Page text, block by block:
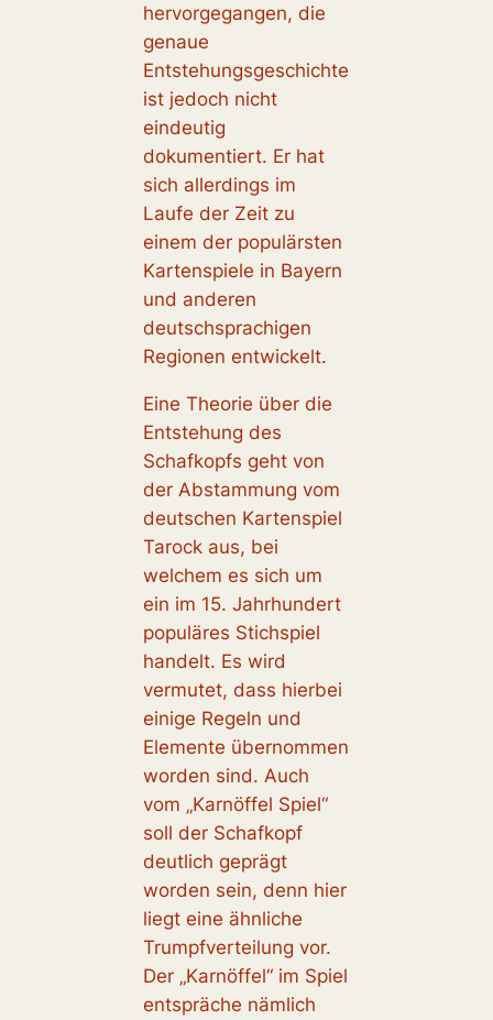
hervorgegangen, die
genaue
Entstehungsgeschichte
ist jedoch nicht
eindeutig
dokumentiert. Er hat
sich allerdings im
Laufe der Zeit zu
einem der populärsten
Kartenspiele in Bayern
und anderen
deutschsprachigen
Regionen entwickelt.
Eine Theorie über die
Entstehung des
Schafkopfs geht von
der Abstammung vom
deutschen Kartenspiel
Tarock aus, bei
welchem es sich um
ein im 15. Jahrhundert
populäres Stichspiel
handelt. Es wird
vermutet, dass hierbei
einige Regeln und
Elemente übernommen
worden sind. Auch
vom „Karnöffel Spiel“
soll der Schafkopf
deutlich geprägt
worden sein, denn hier
liegt eine ähnliche
Trumpfverteilung vor.
Der „Karnöffel“ im Spiel
entspräche nämlich